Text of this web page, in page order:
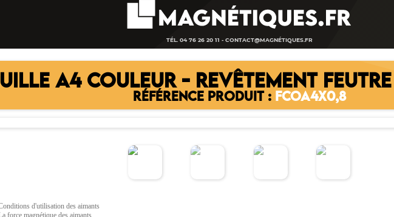
TÉL. 04 76 26 20 11 - CONTACT@MAGNÉTIQUES.FR
A4 COULEUR - REVÊTEMENT
RÉFÉRENCE PRODUIT : FCOA4X0,8
d'utilisation des aimants